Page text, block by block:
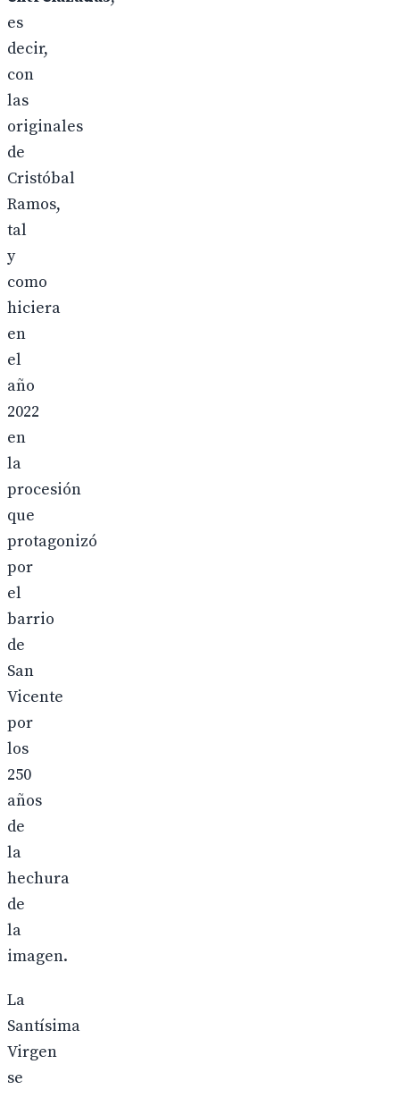
es
decir,
con
las
originales
de
Cristóbal
Ramos,
tal
y
como
hiciera
en
el
año
2022
en
la
procesión
que
protagonizó
por
el
barrio
de
San
Vicente
por
los
250
años
de
la
hechura
de
la
imagen.
La
Santísima
Virgen
se